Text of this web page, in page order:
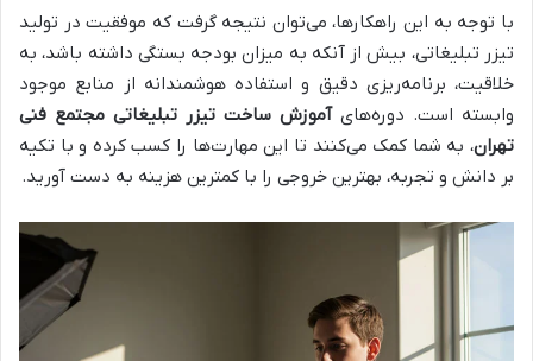
با توجه به این راهکارها، می‌توان نتیجه گرفت که موفقیت در تولید
تیزر تبلیغاتی، بیش از آنکه به میزان بودجه بستگی داشته باشد، به
خلاقیت، برنامه‌ریزی دقیق و استفاده هوشمندانه از منابع موجود
وابسته است. دوره‌هایآموزش ساخت تیزر تبلیغاتی مجتمع فنی
تهران، به شما کمک می‌کنند تا این مهارت‌ها را کسب کرده و با تکیه
بر دانش و تجربه، بهترین خروجی را با کمترین هزینه به دست آورید.